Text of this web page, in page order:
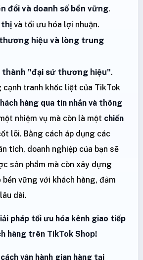
đổi và doanh số bền vững.
thị và tối ưu hóa lợi nhuận.
hiệu và lòng trung
thành "đại sứ thương hiệu".
tranh khốc liệt của TikTok
hàng qua tin nhắn và thông
nhiệm vụ mà còn là một chiến
lõi. Bằng cách áp dụng các
tích, doanh nghiệp của bạn sẽ
sản phẩm mà còn xây dựng
vững với khách hàng, đảm
dài.
pháp tối ưu hóa kênh giao tiếp
hàng trên TikTok Shop!
vận hành gian hàng tại